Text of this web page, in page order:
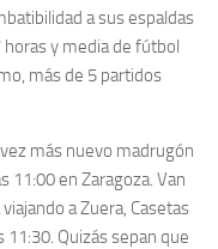
a sus espaldas
horas y media de fútbol
más de 5 partidos
más nuevo madrugón
11:00 en Zaragoza. Van
a Zuera, Casetas
11:30. Quizás sepan que